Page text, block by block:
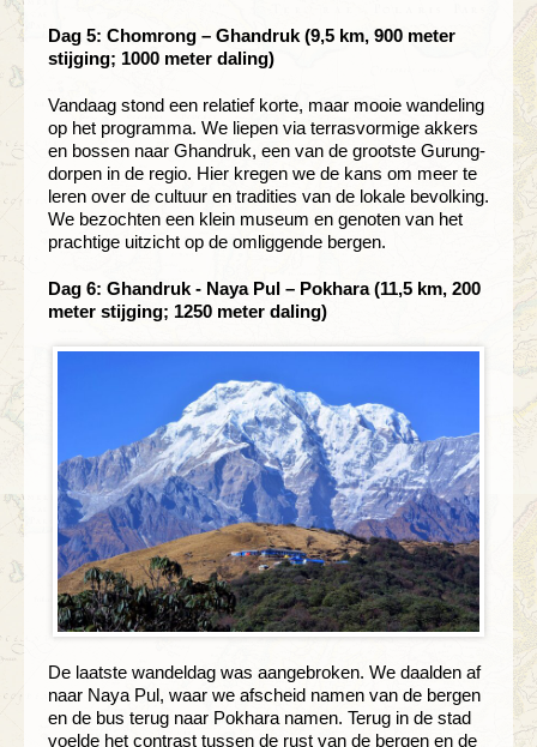
Dag 5: Chomrong – Ghandruk (9,5 km, 900 meter
stijging; 1000 meter daling)
Vandaag stond een relatief korte, maar mooie wandeling
op het programma. We liepen via terrasvormige akkers
en bossen naar Ghandruk, een van de grootste Gurung-
dorpen in de regio. Hier kregen we de kans om meer te
leren over de cultuur en tradities van de lokale bevolking.
We bezochten een klein museum en genoten van het
prachtige uitzicht op de omliggende bergen.
Dag 6: Ghandruk - Naya Pul – Pokhara (11,5 km, 200
meter stijging; 1250 meter daling)
De laatste wandeldag was aangebroken. We daalden af
naar Naya Pul, waar we afscheid namen van de bergen
en de bus terug naar Pokhara namen. Terug in de stad
voelde het contrast tussen de rust van de bergen en de